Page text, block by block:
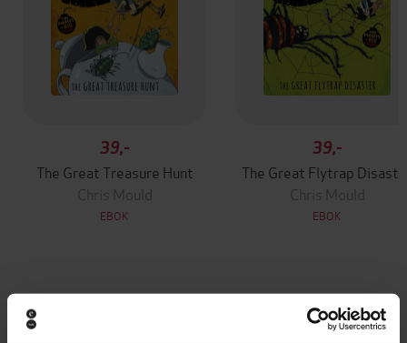
39,-
The Great Treasure Hunt
Chris Mould
EBOK
39,-
The Great Flytrap
Chris Mould
EBOK
Andre har også kjøpt